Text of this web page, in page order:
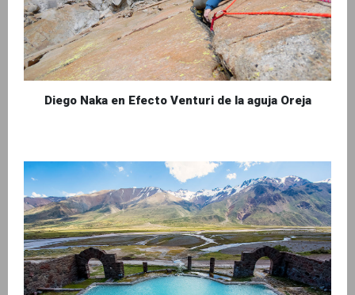
Diego Naka en Efecto Venturi de la aguja Oreja